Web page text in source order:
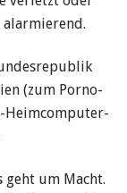
alarmierend.
(zum Porno-
Heimcomputer-
geht um Macht.